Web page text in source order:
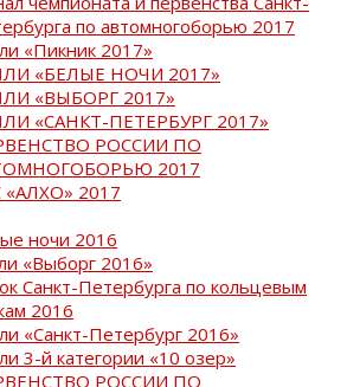
по автомногоборью 2017
«Пикник 2017»
«БЕЛЫЕ НОЧИ 2017»
«ВЫБОРГ 2017»
«САНКТ-ПЕТЕРБУРГ 2017»
РОССИИ ПО
2017
«АЛХО» 2017
ночи 2016
«Выборг 2016»
Санкт-Петербурга по кольцевым
2016
«Санкт-Петербург 2016»
3-й категории «10 озер»
РОССИИ ПО